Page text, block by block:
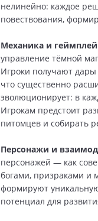
нелинейно: каждое
повествования,
Механика и
управление тёмной
Игроки получают
что существенно
эволюционирует: в
Игрокам предстоит
питомцев и собирать
Персонажи и
персонажей — как
богами, призраками и
формируют
потенциал для